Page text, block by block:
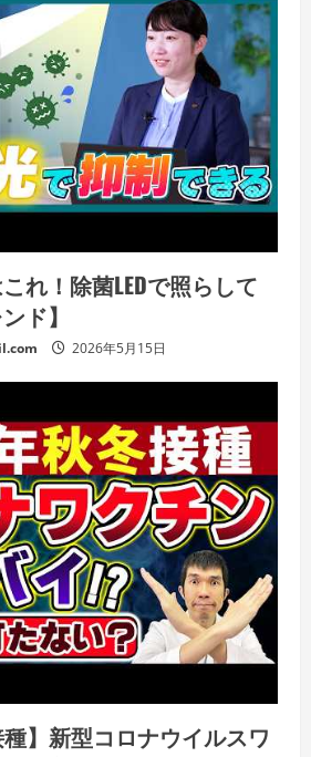
れ！除菌LEDで照らして
ド】
2026年5月15日
種】新型コロナウイルスワ